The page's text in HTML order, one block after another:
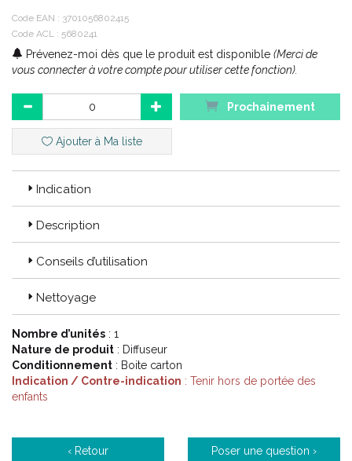
Diffusion :
Parfumez tous vos lieux de vie avec le moyen le plus adapté :
diffuseurs, parfums d' ambiance, etc...
Code ACL : 5680241
Code EAN : 3701056802415
Code EAN : 3701056802415
Code ACL : 5680241
Prévenez-moi dès que le produit est disponible (Merci de
vous connecter à votre compte pour utiliser cette fonction).
Prochainement
Ajouter à Ma liste
Indication
Description
Conseils d’utilisation
Nettoyage
Nombre d’unités : 1
Nature de produit : Diffuseur
Conditionnement : Boite carton
Indication / Contre-indication : Tenir hors de portée des
enfants
‹ Retour Poser une question ›